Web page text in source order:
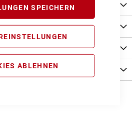
SPEICHERN
ABLEHNEN